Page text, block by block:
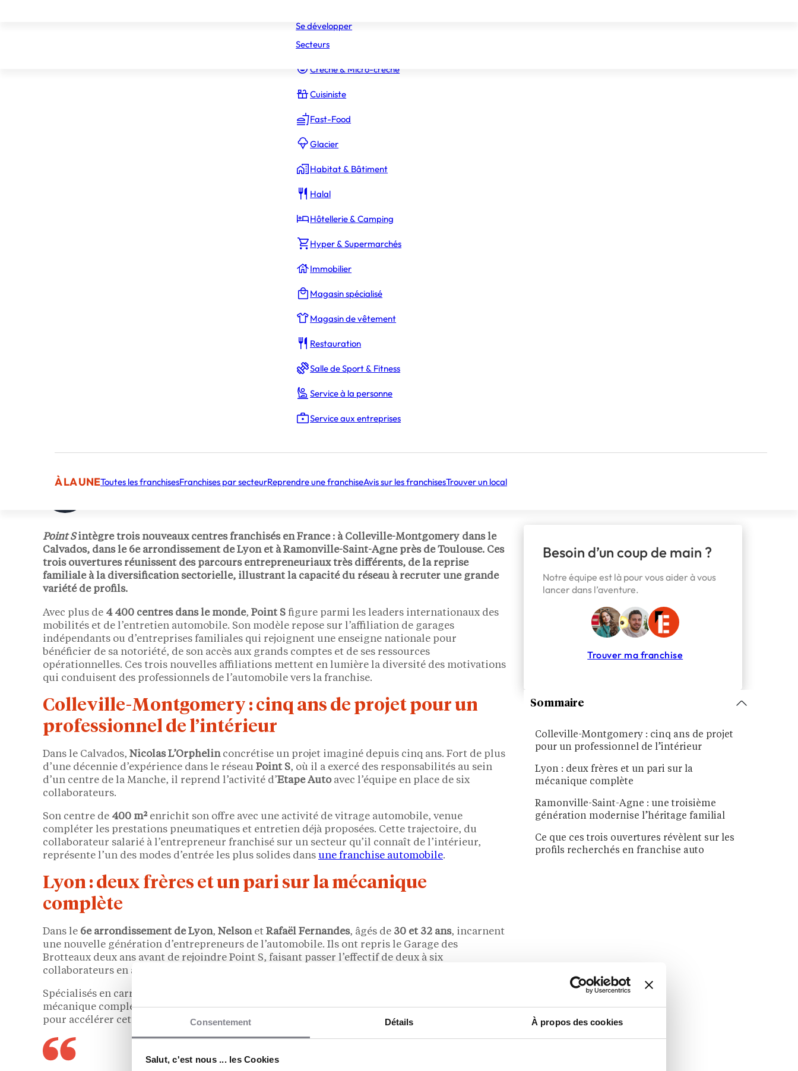
Consentement Détails À propos des cookies
Salut, c'est nous ... les Cookies
Constructeur Piscines & Spas
Crèche & Micro-crèche
Cuisiniste
Fast-Food
Glacier
Habitat & Bâtiment
Halal
Hôtellerie & Camping
Hyper & Supermarchés
Immobilier
Magasin spécialisé
Magasin de vêtement
Restauration
Salle de Sport & Fitness
Service à la personne
Service aux entreprises
À LA UNEToutes les franchisesFranchises par secteurReprendre une franchiseAvis sur les franchisesTrouver un local
Se développer
Secteurs
Publié par Frederic Canestrari
Point Sintègre trois nouveaux centres franchisés en France : à Colleville-Montgomery dans le
Calvados, dans le 6e arrondissement de Lyonet àRamonville-Saint-Agneprès de Toulouse. Ces
trois ouvertures réunissent des parcours entrepreneuriaux très différents, de la reprise
familiale à la diversification sectorielle, illustrant la capacité du réseau à recruter une grande
variété de profils.
Avec plus de 4 400 centres dans le monde, Point S figure parmi les leaders internationaux des
mobilités et de l’entretien automobile. Son modèle repose sur l’affiliation de garages
indépendants ou d’entreprises familiales qui rejoignent une enseigne nationale pour
bénéficier de sa notoriété, de son accès aux grands comptes et de ses ressources
opérationnelles. Ces trois nouvelles affiliations mettent en lumière la diversité des motivations
qui conduisent des professionnels de l’automobile vers la franchise.
Colleville-Montgomery : cinq ans de projet pour un
professionnel de l’intérieur
Dans le Calvados, Nicolas L’Orphelinconcrétise un projet imaginé depuis cinq ans. Fort de plus
d’une décennie d’expérience dans le réseau Point S, où il a exercé des responsabilités au sein
d’un centre de la Manche, il reprend l’activité d’Etape Autoavec l’équipe en place de six
collaborateurs.
Son centre de 400 m²enrichit son offre avec une activité de vitrage automobile, venue
compléter les prestations pneumatiques et entretien déjà proposées. Cette trajectoire, du
collaborateur salarié à l’entrepreneur franchisé sur un secteur qu’il connaît de l’intérieur,
représente l’un des modes d’entrée les plus solides dans une franchise automobile.
Lyon : deux frères et un pari sur la mécanique
complète
Dans le 6e arrondissement de Lyon, Nelsonet Rafaël Fernandes, âgés de 30 et 32 ans, incarnent
une nouvelle génération d’entrepreneurs de l’automobile. Ils ont repris le Garage des
Brotteaux deux ans avant de rejoindre Point S, faisant passer l’effectif de deux à six
collaborateurs en à peine vingt-quatre mois.
Spécialisés en carrosserie-peinture, ils ciblent désormais le développement d’un pôle
mécanique complet, incluant pneumatiques, entretien courant et vitrage. C’est précisément
pour accélérer cette diversification que l’affiliation à Point S a été décisive.
Besoin d’un coup de main ?
Notre équipe est là pour vous aider à vous
lancer dans l’aventure.
Trouver ma franchise
Sommaire
Colleville-Montgomery : cinq ans de projet
pour un professionnel de l’intérieur
Lyon : deux frères et un pari sur la
mécanique complète
Ramonville-Saint-Agne : une troisième
génération modernise l’héritage familial
Ce que ces trois ouvertures révèlent sur les
profils recherchés en franchise auto